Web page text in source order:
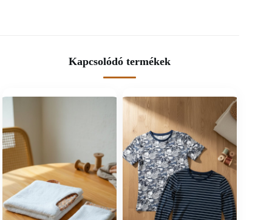
Kapcsolódó termékek